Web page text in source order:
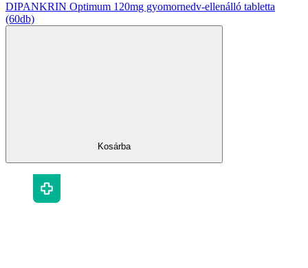
DIPANKRIN Optimum 120mg gyomornedv-ellenálló tabletta
(60db)
Kosárba